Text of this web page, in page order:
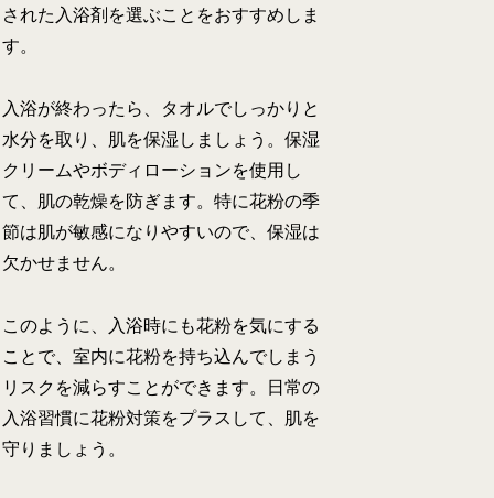
された入浴剤を選ぶことをおすすめしま
す。
入浴が終わったら、タオルでしっかりと
水分を取り、肌を保湿しましょう。保湿
クリームやボディローションを使用し
て、肌の乾燥を防ぎます。特に花粉の季
節は肌が敏感になりやすいので、保湿は
欠かせません。
このように、入浴時にも花粉を気にする
ことで、室内に花粉を持ち込んでしまう
リスクを減らすことができます。日常の
入浴習慣に花粉対策をプラスして、肌を
守りましょう。